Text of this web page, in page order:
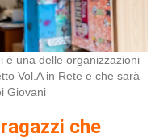
è una delle organizzazioni
Vol.A in Rete e che sarà
Giovani
che